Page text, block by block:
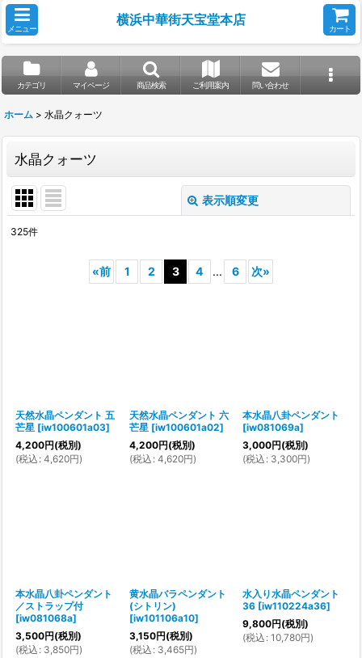
メニュー
横浜中華街天宝堂本店
カート
カテゴリ マイページ 商品検索 ご利用案内 問い合わせ
ホーム > 水晶クォーツ
水晶クォーツ
表示順変更
325件
«前 1 2 3 4 ... 6 次»
天然水晶ペンダント 五
芒星 [iw100601a03]
4,200円(税別)
(税込 : 4,620円)
天然水晶ペンダント 六
芒星 [iw100601a02]
4,200円(税別)
(税込 : 4,620円)
本水晶八卦ペンダント
[iw081069a]
3,000円(税別)
(税込 : 3,300円)
本水晶八卦ペンダント
／ストラップ付
[iw081068a]
3,500円(税別)
(税込 : 3,850円)
黄水晶バラペンダント
(シトリン)
[iw101106a10]
3,150円(税別)
(税込 : 3,465円)
水入り水晶ペンダント
36 [iw110224a36]
9,800円(税別)
(税込 : 10,780円)